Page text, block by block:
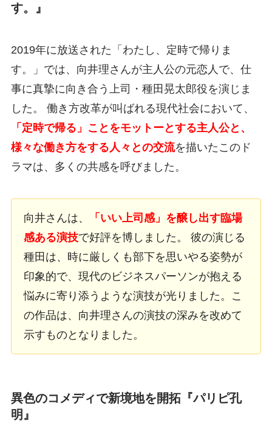
す。』
2019年に放送された「わたし、定時で帰りま
す。」では、向井理さんが主人公の元恋人で、仕
事に真摯に向き合う上司・種田晃太郎役を演じま
した。 働き方改革が叫ばれる現代社会において、
「定時で帰る」ことをモットーとする主人公と、
様々な働き方をする人々との交流を描いたこのド
ラマは、多くの共感を呼びました。
向井さんは、
「いい上司感」を醸し出す臨場
感ある演技で好評を博しました。 彼の演じる
種田は、時に厳しくも部下を思いやる姿勢が
印象的で、現代のビジネスパーソンが抱える
悩みに寄り添うような演技が光りました。こ
の作品は、向井理さんの演技の深みを改めて
示すものとなりました。
異色のコメディで新境地を開拓『パリピ孔
明』